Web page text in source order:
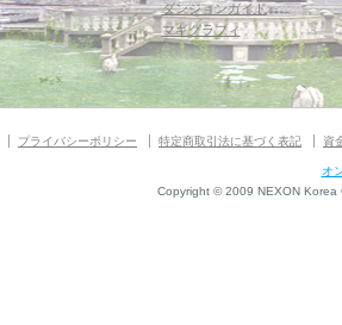
ダンジョンガイド
マギグラフィ
プライバシーポリシー 特定商取引法に基づく表記 資
オ
Copyright © 2009 NEXON Korea